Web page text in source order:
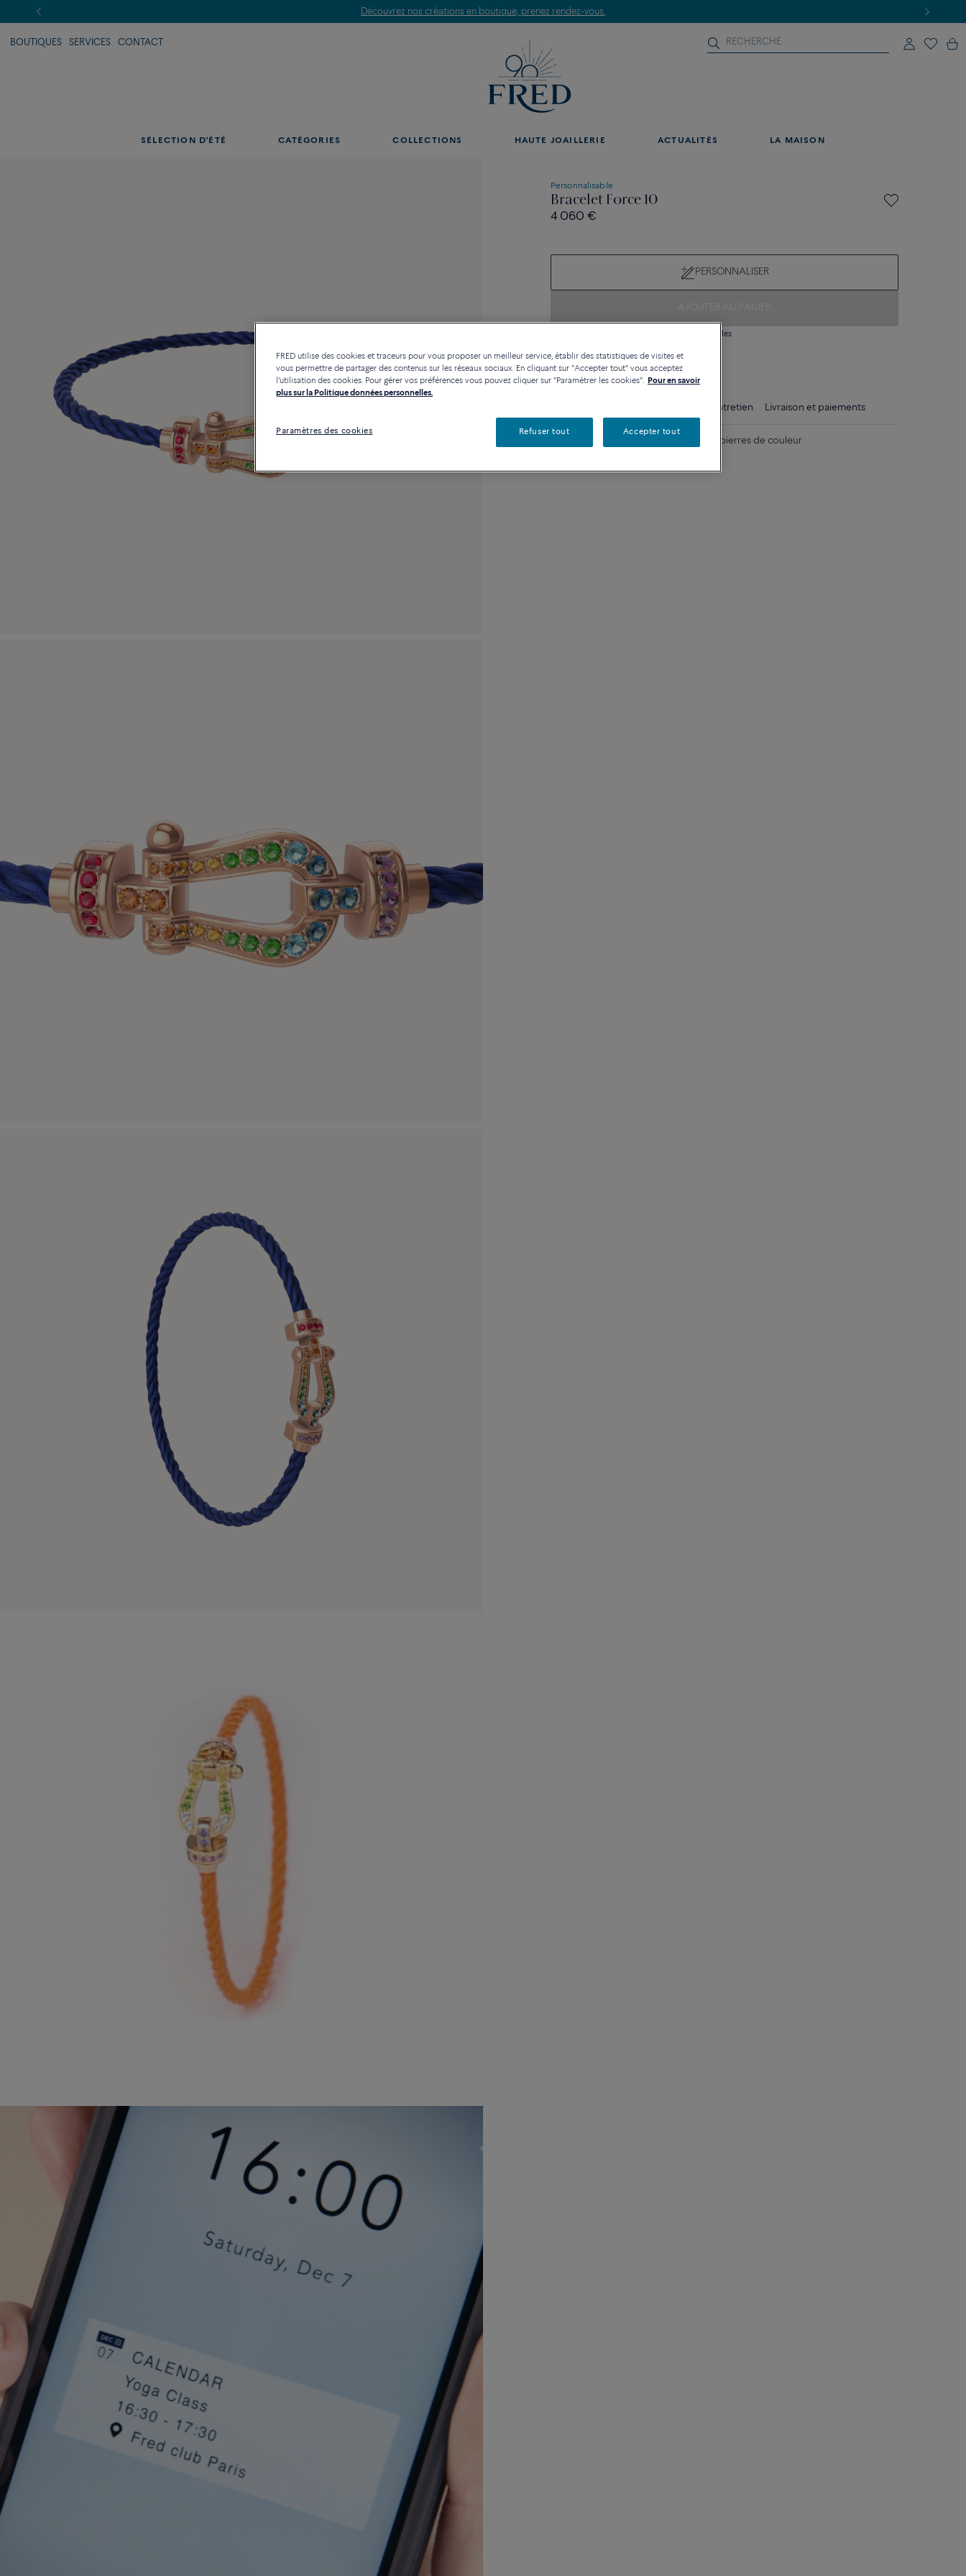
Découvrez nos créations en boutique, prenez rendez-vous.
BOUTIQUES SERVICES CONTACT
SÉLECTION D'ÉTÉ CATÉGORIES COLLECTIONS HAUTE JOAILLERIE ACTUALITÉS LA MAISON
Personnalisable
Bracelet Force 10
4 060 €
PERSONNALISER
Contactez-nous pour toute question sur les tailles
Disponibilité en boutique
Conseils d'entretien Livraison et paiements
Moyen modèle or rose 750/1000e et pierres de couleur
FRED utilise des cookies et traceurs pour vous proposer un meilleur service, établir des statistiques de visites et
vous permettre de partager des contenus sur les réseaux sociaux. En cliquant sur "Accepter tout" vous acceptez
l'utilisation des cookies. Pour gérer vos préférences vous pouvez cliquer sur "Paramétrer les cookies". Pour en savoir
plus sur la Politique données personnelles.
Paramètres des cookies Refuser tout Accepter tout